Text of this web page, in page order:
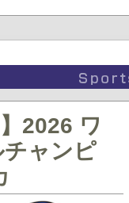
2026 ワ
ャンピ